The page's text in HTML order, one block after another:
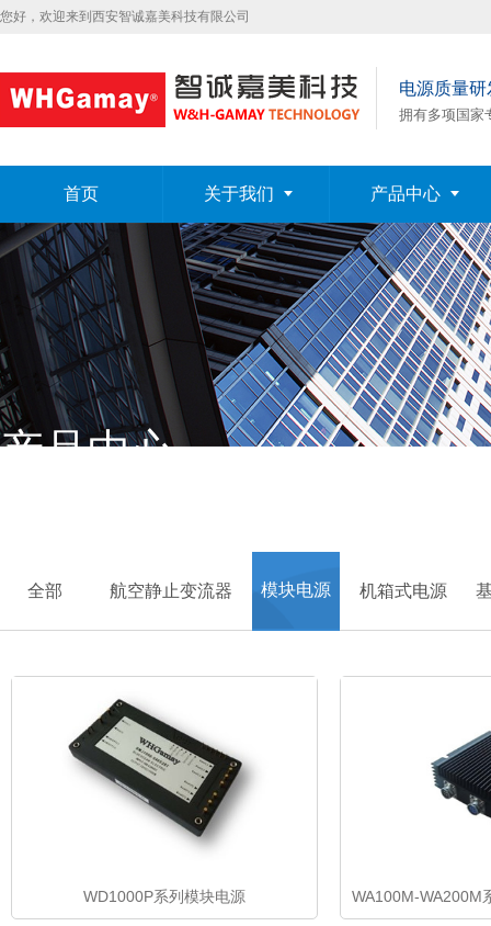
您好，欢迎来到西安智诚嘉美科技有限公司
电源质量
拥有多项国家
首页 关于我们 产品中心
产品中心
全部 航空静止变流器 模块电源 机箱式电源
WD1000P系列模块电源 WA100M-WA200M